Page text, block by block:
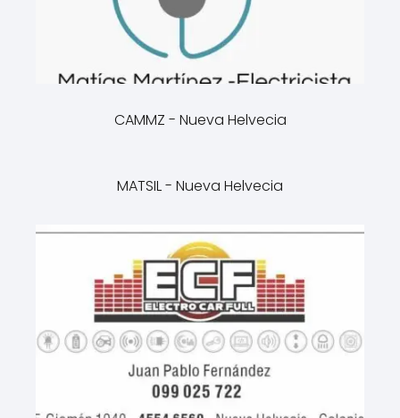
CAMMZ - Nueva Helvecia
MATSIL - Nueva Helvecia